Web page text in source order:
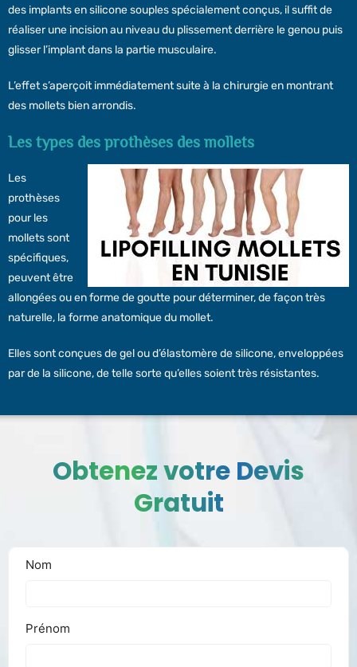
des implants en silicone souples spécialement conçus, il suffit de
réaliser une incision au niveau du plissement derrière le genou puis
glisser l’implant dans la partie musculaire.
L’effet s’aperçoit immédiatement suite à la chirurgie en montrant
des mollets bien arrondis.
Les types des prothèses des mollets
Les
prothèses
pour les
mollets sont
spécifiques,
peuvent être
allongées ou en forme de goutte pour déterminer, de façon très
naturelle, la forme anatomique du mollet.
Elles sont conçues de gel ou d’élastomère de silicone, enveloppées
par de la silicone, de telle sorte qu’elles soient très résistantes.
Obtenez votre Devis
Gratuit